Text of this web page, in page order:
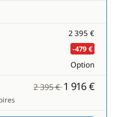
2 395 €
-479 €
Option
2 395 €1 916 €